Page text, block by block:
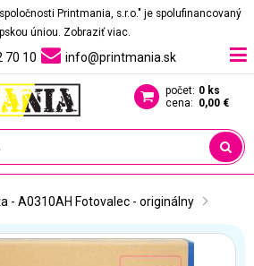
Printmania, s.r.o." je spolufinancovaný
úniou. Zobraziť viac.
70 10 info@printmania.sk
počet: 0 ks
cena: 0,00 €
- A0310AH Fotovalec - originálny